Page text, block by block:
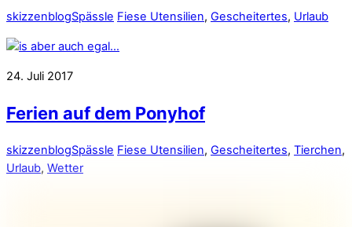
skizzenblogSpässle Fiese Utensilien, Gescheitertes, Urlaub
24. Juli 2017
Ferien auf dem Ponyhof
skizzenblogSpässle Fiese Utensilien, Gescheitertes, Tierchen,
Urlaub, Wetter